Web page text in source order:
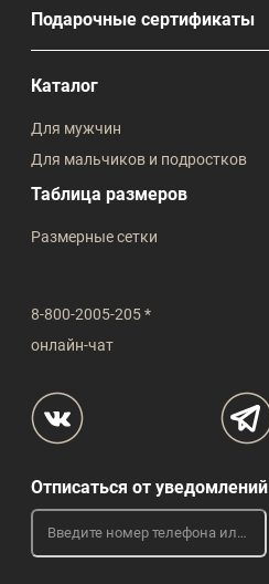
8-800-2005-205 *
онлайн-чат
Подарочные сертификаты
Каталог
Для мужчин
Для мальчиков и подростков
Таблица размеров
Размерные сетки
Отписаться от уведомлений